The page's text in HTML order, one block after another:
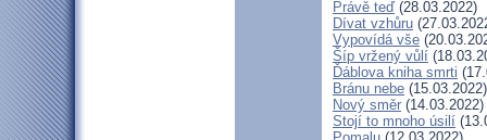
Právě teď (28.03.2022)
Dívat vzhůru
Vypovídá vše
Šíp vržený vůlí
Ďáblova kniha smrti
Bránu nebe (15.03.2022)
Nový směr (14.03.2022)
Stojí to mnoho úsilí